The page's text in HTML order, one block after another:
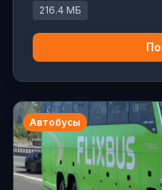
216.4 МБ
Автобусы